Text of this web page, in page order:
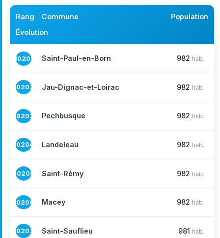
Rang Commune
Population
Évolution
10201 Saint-Paul-en-Born 982 hab.
10202 Jau-Dignac-et-Loirac 982 hab.
10203 Pechbusque 982 hab.
10204 Landeleau 982 hab.
10205 Saint-Rémy 982 hab.
10206 Macey 982 hab.
10207 Saint-Sauflieu 981 hab.